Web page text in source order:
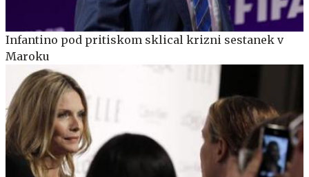
Infantino pod pritiskom sklical krizni sestanek v
Maroku